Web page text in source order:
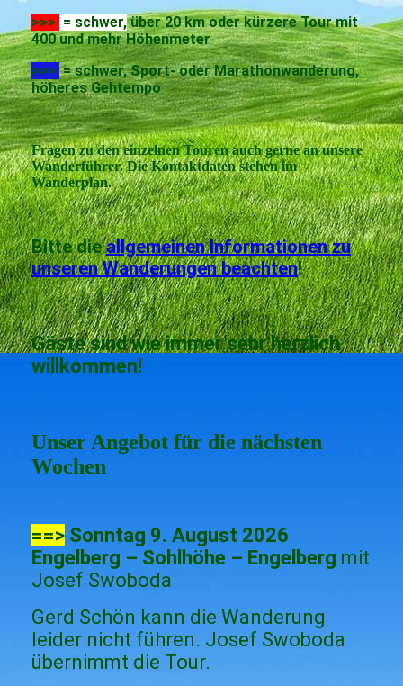
>>> = schwer,über 20 km oder kürzere Tour mit
400 und mehr Höhenmeter
>>> = schwer, Sport- oder Marathonwanderung,
höheres Gehtempo
Fragen zu den einzelnen Touren auch gerne an unsere
Wanderführer. Die Kontaktdaten stehen im
Wanderplan.
Bitte dieallgemeinen Informationen zu
unseren Wanderungen beachten!
Gäste sind wie immer sehr herzlich
willkommen!
Unser Angebot für die nächsten
Wochen
==> Sonntag 9. August 2026
Engelberg – Sohlhöhe – Engelberg mit
Josef Swoboda
Gerd Schön kann die Wanderung
leider nicht führen. Josef Swoboda
übernimmt die Tour.